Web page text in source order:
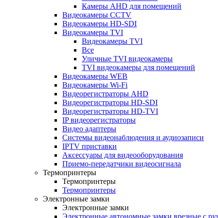
Камеры AHD для помещений
Видеокамеры CCTV
Видеокамеры HD-SDI
Видеокамеры TVI
Видеокамеры TVI
Все
Уличные TVI видеокамеры
TVI видеокамеры для помещений
Видеокамеры WEB
Видеокамеры Wi-Fi
Видеорегистраторы AHD
Видеорегистраторы HD-SDI
Видеорегистраторы HD-TVI
IP видеорегистраторы
Видео адаптеры
Системы видеонаблюдения и аудиозаписи
IPTV приставки
Аксессуары для видеооборудования
Приемо-передатчики видеосигнала
Термопринтеры
Термопринтеры
Термопринтеры
Электронные замки
Электронные замки
Электронные автономные замки врезные с